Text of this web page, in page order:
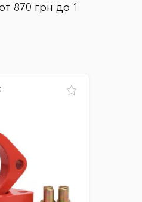
870 грн до 1